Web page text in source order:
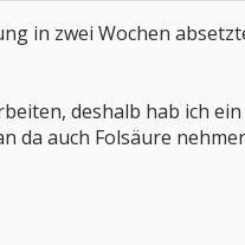
in zwei Wochen
deshalb hab ich ein
auch Folsäure